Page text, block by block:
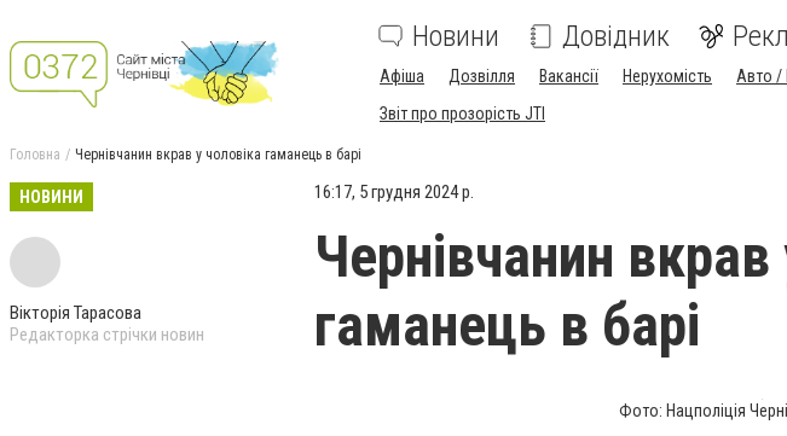
Новини Довідник
Афіша Дозвілля Вакансії Нерухомість Авто /
Звіт про прозорість JTI
Головна Чернівчанин вкрав у чоловіка гаманець в барі
НОВИНИ
Вікторія Тарасова
Редакторка стрічки новин
16:17, 5 грудня 2024 р.
Чернівчанин вкрав
гаманець в барі
Фото: Нацполіція